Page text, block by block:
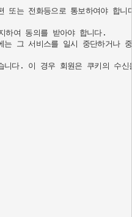
또는 전화등으로 통보하여야 합니
하여 동의를 받아야 합니다.
그 서비스를 일시 중단하거나
. 이 경우 회원은 쿠키의